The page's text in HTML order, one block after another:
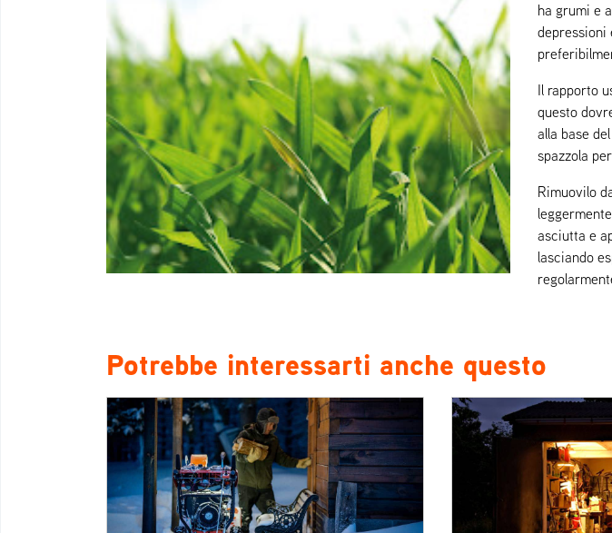
ha grumi e
depressioni
Il rapporto
questo
alla base
spazzola
Rimuovilo
asciutta e
lasciando
Potrebbe interessarti anche questo